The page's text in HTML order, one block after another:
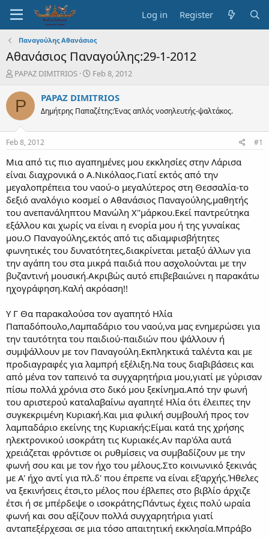
Log in Register
Παναγούλης Αθανάσιος
Αθανάσιος Παναγούλης:29-1-2012
T
r
a
s
t
a
t
e
r
PAPAZ DIMITRIOS
S
a
r
t
e
Feb 8, 2012
P PAPAZ DIMITRIOS
Δημήτρης Παπαζέτης:Ένας απλός νοσηλευτής-ψαλτάκος.
Feb 8, 2012 #1
Μια από τις πιο αγαπημένες μου εκκλησίες στην Λάρισα
είναι διαχρονικά ο Α.Νικόλαος.Γιατί εκτός από την
μεγαλοπρέπεια του ναού-ο μεγαλύτερος στη Θεσσαλία-το
δεξιό αναλόγιο κοσμεί ο Αθανάσιος Παναγούλης,μαθητής
του ανεπανάληπτου Μανώλη Χ''μάρκου.Εκεί παντρεύτηκα
εξάλλου και χωρίς να είναι η ενορία μου ή της γυναίκας
μου.Ο Παναγούλης,εκτός από τις αδιαμφισβήτητες
φωνητικές του δυνατότητες,διακρίνεται μεταξύ άλλων για
την αγάπη του στα μικρά παιδιά που ασχολούνται με την
βυζαντινή μουσική.Ακριβώς αυτό επιβεβαιώνει η παρακάτω
ηχογράφηση.Καλή ακρόαση!!
Υ Γ Θα παρακαλούσα τον αγαπητό Ηλία
Παπαδόπουλο,Λαμπαδάριο του ναού,να μας ενημερώσει για
την ταυτότητα του παιδιού-παιδιών που ψάλλουν ή
συμψάλλουν με τον Παναγούλη.Εκπληκτικά ταλέντα και με
προδιαγραφές για λαμπρή εξέλιξη.Να τους διαβιβάσεις και
από μένα τον ταπεινό τα συγχαρητήρια μου,γιατί με γύρισαν
πίσω πολλά χρόνια στο δικό μου ξεκίνημα.Από την φωνή
του αριστερού καταλαβαίνω αγαπητέ Ηλία ότι έλειπες την
συγκεκριμένη Κυριακή.Και μια φιλική συμβουλή προς τον
λαμπαδάριο εκείνης της Κυριακής:Είμαι κατά της χρήσης
ηλεκτρονικού ισοκράτη τις Κυριακές.Αν παρ'όλα αυτά
χρειάζεται φρόντισε οι ρυθμίσεις να συμβαδίζουν με την
φωνή σου και με τον ήχο του μέλους.Στο κοινωνικό ξεκινάς
με Α' ήχο αντί για πλ.δ' που έπρεπε να είναι εξ'αρχής.Ήθελες
να ξεκινήσεις έτσι,το μέλος που έβλεπες στο βιβλίο άρχιζε
έτσι ή σε μπέρδεψε ο ισοκράτης;Πάντως έχεις πολύ ωραία
φωνή και σου αξίζουν πολλά συγχαρητήρια γιατί
ανταπεξέρχεσαι σε μια τόσο απαιτητική εκκλησία.Μπράβο